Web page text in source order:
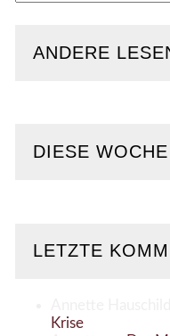
ANDERE
DIESE
LETZTE
Krise